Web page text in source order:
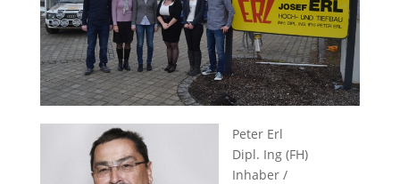
Peter Erl
Dipl. Ing (FH)
Inhaber /